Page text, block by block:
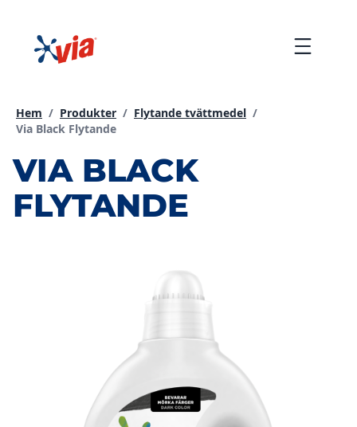
innehållet
Hem / Produkter / Flytande tvättmedel /
Current page:
Via Black Flytande
VIA BLACK
FLYTANDE